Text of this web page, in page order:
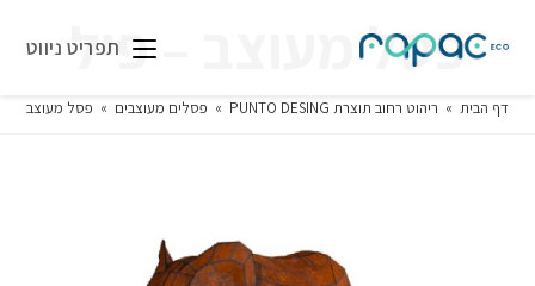
תפריט ניווט
פסל מעוצב – פיל
דף הבית » ריהוט רחוב תוצרת PUNTO DESING » פסלים מעוצבים » פסל מעוצב –